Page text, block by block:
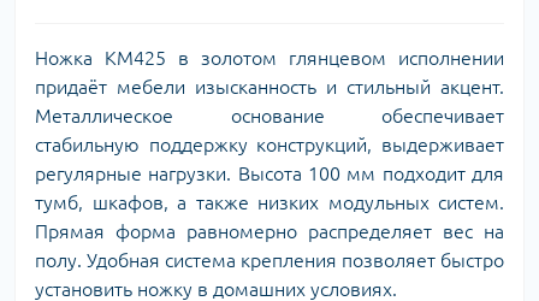
Ножка KM425 в золотом глянцевом исполнении
придаёт мебели изысканность и стильный акцент.
Металлическое основание обеспечивает
стабильную поддержку конструкций, выдерживает
регулярные нагрузки. Высота 100 мм подходит для
тумб, шкафов, а также низких модульных систем.
Прямая форма равномерно распределяет вес на
полу. Удобная система крепления позволяет быстро
установить ножку в домашних условиях.